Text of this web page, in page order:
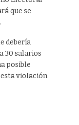
que se
debería
30 salarios
posible
violación